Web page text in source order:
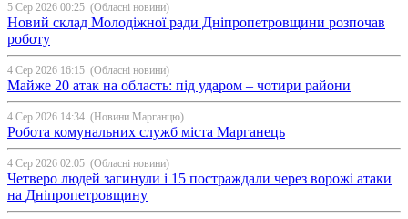
5 Сер 2026 00:25 (Обласні новини)
Новий склад Молодіжної ради Дніпропетровщини розпочав
роботу
4 Сер 2026 16:15 (Обласні новини)
Майже 20 атак на область: під ударом – чотири райони
4 Сер 2026 14:34 (Новини Марганцю)
Робота комунальних служб міста Марганець
4 Сер 2026 02:05 (Обласні новини)
Четверо людей загинули і 15 постраждали через ворожі атаки
на Дніпропетровщину